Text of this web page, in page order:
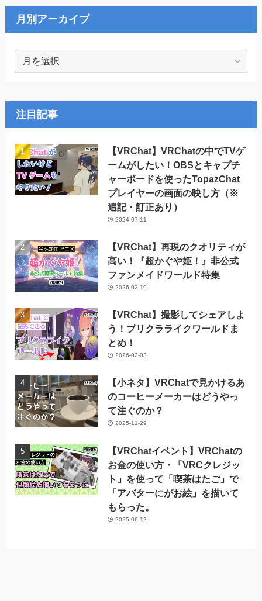
リ
ー
月別アーカイブ
ー
カ
イ
ブ
注目記事
【VRChat】VRChatの中でTVゲ
ームがしたい！OBSとキャプチ
ャーボードを使ったTopazChat
プレイヤーの画面の映し方（※
追記・訂正あり）
2024-07-11
【VRChat】再現のクオリティが
高い！『超かぐや姫！』非公式
ファンメイドワールド特集
2026-02-19
【VRChat】撮影してシェアしよ
う！プリクラライクワールドま
とめ！
2026-02-03
【小ネタ】VRChatで見かけるあ
のコーヒーメーカーはどうやっ
て注ぐのか？
2025-11-29
【VRChatイベント】VRChatの
お金の使い方・「VRCクレジッ
ト」を使って「喫茶はたご」で
「アバターにがお絵」を描いて
もらった。
2025-06-12